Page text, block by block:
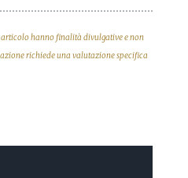
hanno finalità divulgative e non
richiede una valutazione specifica